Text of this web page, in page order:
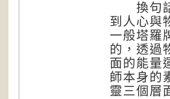
換句話
到人心與
一般塔羅
的，透過
面的能量
師本身的
靈三個層